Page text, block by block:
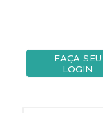
FAÇA SEU
LOGIN